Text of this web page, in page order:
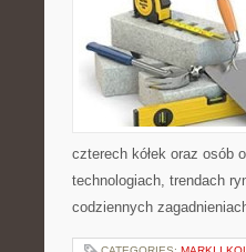
czterech kółek oraz osób
technologiach, trendach
codziennych